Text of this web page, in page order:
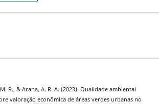
R., & Arana, A. R. A. (2023). Qualidade ambiental
valoração econômica de áreas verdes urbanas no